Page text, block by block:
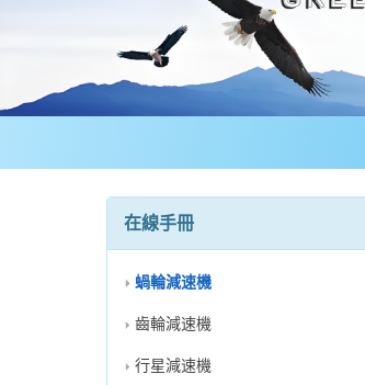
在線手冊
蝸輪減速機
齒輪減速機
行星減速機